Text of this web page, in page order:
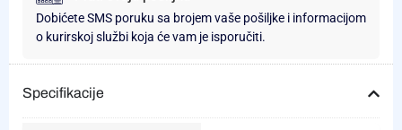
Dobićete SMS poruku sa brojem vaše pošiljke i informacijom
o kurirskoj službi koja će vam je isporučiti.
Specifikacije